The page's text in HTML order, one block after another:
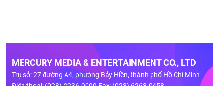
MERCURY MEDIA & ENTERTAINMENT CO., LTD
Trụ sở: 27 đường A4, phường Bảy Hiền, thành phố Hồ Chí Minh